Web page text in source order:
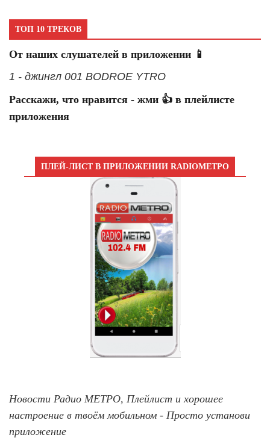
ТОП 10 ТРЕКОВ
От наших слушателей в приложении 📱
1 - джингл 001 BODROE YTRO
Расскажи, что нравится - жми 👍 в плейлисте
приложения
ПЛЕЙ-ЛИСТ В ПРИЛОЖЕНИИ RADIOМЕТРО
Новости Радио МЕТРО, Плейлист и хорошее
настроение в твоём мобильном - Просто установи
приложение